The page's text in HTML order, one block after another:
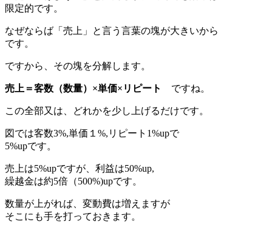
限定的です。
なぜならば「売上」と言う言葉の塊が大きいから
です。
ですから、その塊を分解します。
売上＝客数（数量）×単価×リピート ですね。
この全部又は、どれかを少し上げるだけです。
図では客数3%,単価１%,リピート1%upで
5%upです。
売上は5%upですが、利益は50%up,
繰越金は約5倍（500%)upです。
数量が上がれば、変動費は増えますが
そこにも手を打っておきます。